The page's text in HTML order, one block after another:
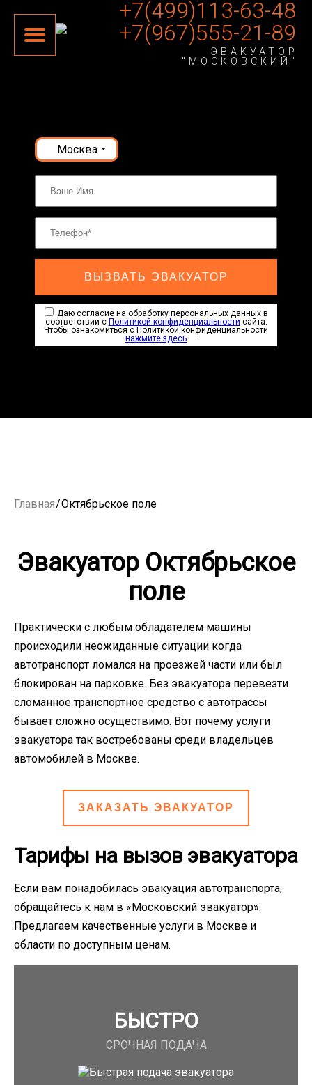
+7(499)113-63-48
+7(967)555-21-89
ЭВАКУАТОР
"МОСКОВСКИЙ"
Москва
ВЫЗВАТЬ ЭВАКУАТОР
Даю согласие на обработку персональных данных в
соответствии с Политикой конфиденциальности сайта.
Чтобы ознакомиться с Политикой конфиденциальности
нажмите здесь
Главная/Октябрьское поле
Эвакуатор Октябрьское
поле
Практически с любым обладателем машины
происходили неожиданные ситуации когда
автотранспорт ломался на проезжей части или был
блокирован на парковке. Без эвакуатора перевезти
сломанное транспортное средство с автотрассы
бывает сложно осуществимо. Вот почему услуги
эвакуатора так востребованы среди владельцев
автомобилей в Москве.
ЗАКАЗАТЬ ЭВАКУАТОР
Тарифы на вызов эвакуатора
Если вам понадобилась эвакуация автотранспорта,
обращайтесь к нам в «Московский эвакуатор».
Предлагаем качественные услуги в Москве и
области по доступным ценам.
БЫСТРО
СРОЧНАЯ ПОДАЧА